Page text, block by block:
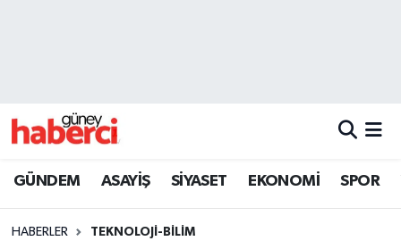
GÜNDEM ASAYİŞ SİYASET EKONOMİ SPOR
HABERLER TEKNOLOJİ-BİLİM
Beyoğlu Trafik Yoğunluk Haritası